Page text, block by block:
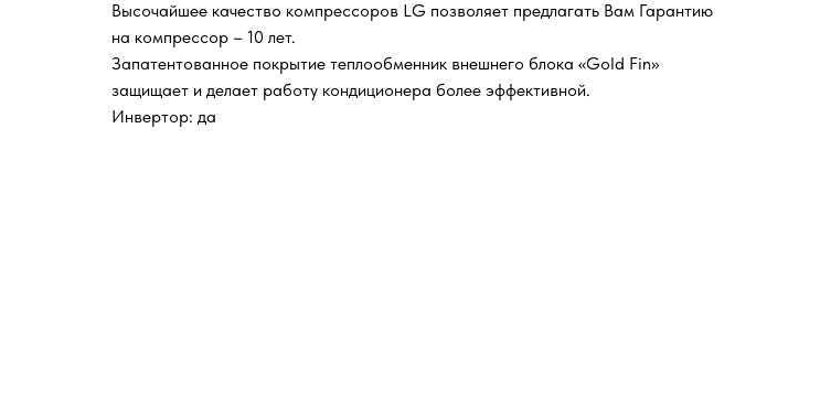
Высочайшее качество компрессоров LG позволяет предлагать Вам Гарантию
на компрессор – 10 лет.
Запатентованное покрытие теплообменник внешнего блока «Gold Fin»
защищает и делает работу кондиционера более эффективной.
Инвертор: да